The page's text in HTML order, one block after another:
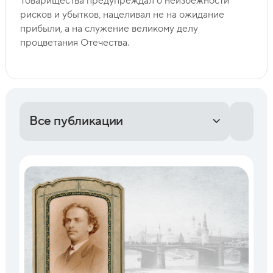
рисков и убытков, нацеливал не на ожидание
прибыли, а на служение великому делу
процветания Отечества.
Все публикации